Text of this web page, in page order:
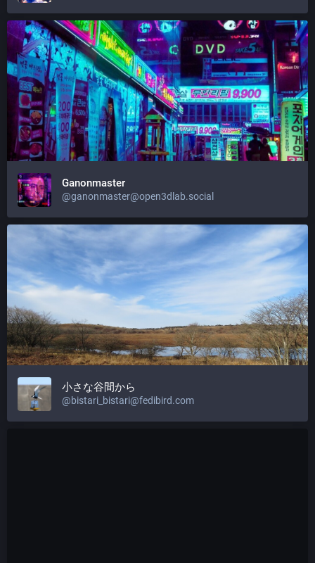
Ganonmaster
@ganonmaster@open3dlab.social
小さな谷間から
@bistari_bistari@fedibird.com